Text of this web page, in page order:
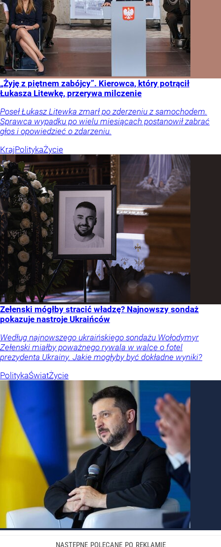
„Żyję z piętnem zabójcy”. Kierowca, który potrącił
Łukasza Litewkę, przerywa milczenie
Poseł Łukasz Litewka zmarł po zderzeniu z samochodem.
Sprawca wypadku po wielu miesiącach postanowił zabrać
głos i opowiedzieć o zdarzeniu.
KrajPolitykaŻycie
Zełenski mógłby stracić władzę? Najnowszy sondaż
pokazuje nastroje Ukraińców
Według najnowszego ukraińskiego sondażu Wołodymyr
Zełenski miałby poważnego rywala w walce o fotel
prezydenta Ukrainy. Jakie mogłyby być dokładne wyniki?
PolitykaŚwiatŻycie